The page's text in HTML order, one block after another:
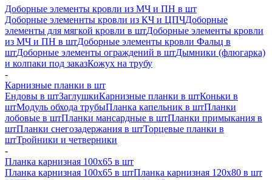
Доборные элементы кровли из МЧ и ПН в шт
Доборные элеменнты кровли из КЧ и ЦПЧДоборные
элементы для мягкой кровли в штДоборные элементы кровли
из МЧ и ПН в штДоборные элементы кровли Фальц в
штДоборные элементы ограждений в штДымники (флюгарка)
и колпаки под заказКожух на трубу
-
Карнизные планки в шт
Ендовы в штЗаглушкиКарнизные планки в штКоньки в
штМодуль обхода трубыПланка капельник в штПланки
лобовые в штПланки мансардные в штПланки примыкания в
штПланки снегозадержания в штТорцевые планки в
штТройники и четверники
-
Планка карнизная 100х65 в шт
Планка карнизная 100х65 в штПланка карнизная 120х80 в шт